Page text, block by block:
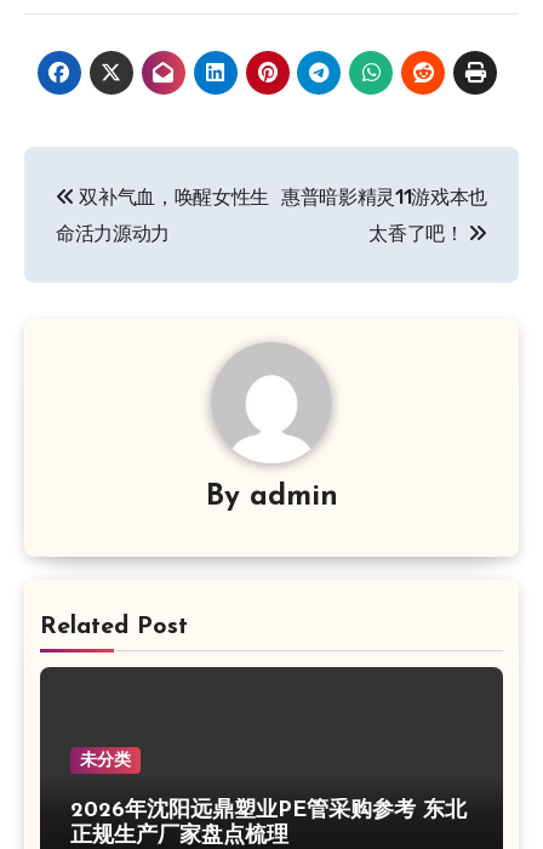
章
导
双补气血，唤醒女性生
命活力源动力
惠普暗影精灵11游戏本也
太香了吧！
By admin
Related Post
未分类
2026年沈阳远鼎塑业PE管采购参考 东北
正规生产厂家盘点梳理